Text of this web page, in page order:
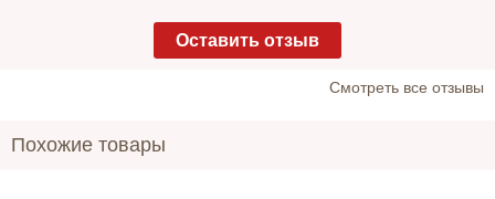
Оставить отзыв
Cмотреть все отзывы
Похожие товары